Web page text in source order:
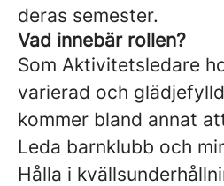
deras semester.
Vad innebär rollen?
Som Aktivitetsledare
varierad och
kommer bland annat
Leda barnklubb och
Hålla i